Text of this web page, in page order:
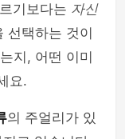
기보다는 자신
선택하는 것이
지, 어떤 이미
요.
의 주얼리가 있